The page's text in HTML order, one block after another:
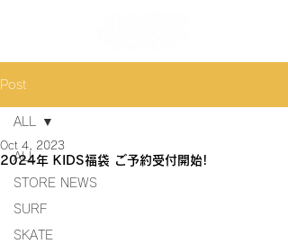
Post
ALL
STORE NEWS
SURF
SKATE
ALL
2024年 KIDS福袋 ご予約受付開始!
Oct 4, 2023